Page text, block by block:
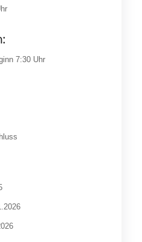
7:30 Uhr